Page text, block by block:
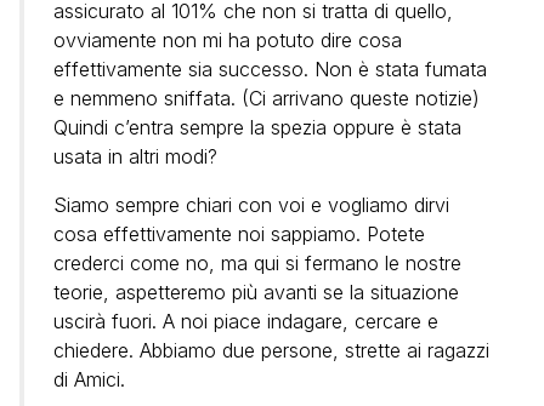
assicurato al 101% che non si tratta di quello,
ovviamente non mi ha potuto dire cosa
effettivamente sia successo. Non è stata fumata
e nemmeno sniffata. (Ci arrivano queste notizie)
Quindi c’entra sempre la spezia oppure è stata
usata in altri modi?
Siamo sempre chiari con voi e vogliamo dirvi
cosa effettivamente noi sappiamo. Potete
crederci come no, ma qui si fermano le nostre
teorie, aspetteremo più avanti se la situazione
uscirà fuori. A noi piace indagare, cercare e
chiedere. Abbiamo due persone, strette ai ragazzi
di Amici.